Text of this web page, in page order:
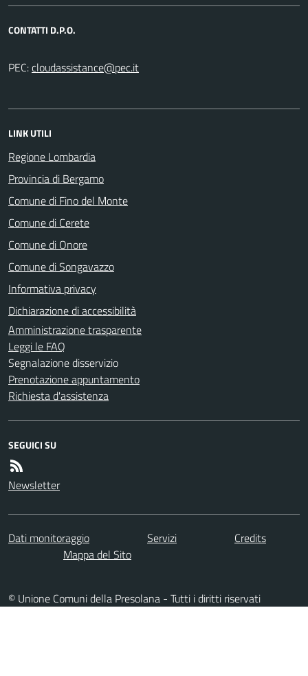
CONTATTI D.P.O.
PEC:
LINK UTILI
Regione Lombardia
Provincia di Bergamo
Comune di Fino del Monte
Comune di Cerete
Comune di Onore
Comune di Songavazzo
Informativa privacy
Dichiarazione di accessibilità
Amministrazione trasparente
Leggi le FAQ
Segnalazione disservizio
Prenotazione appuntamento
Richiesta d'assistenza
SEGUICI SU
Newsletter
Dati monitoraggio Servizi
Credits
Mappa del Sito
© Unione Comuni della Presolana - Tutti i diritti riservati